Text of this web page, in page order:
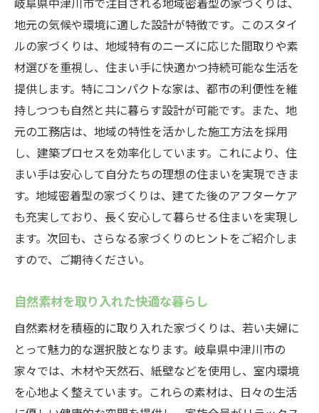
地元の気候や環境に適した設計が特徴です。このスタイ
ルの家づくりは、地域特有のニーズに応じた間取りや素
材選びを重視し、住まい手に快適かつ持続可能な生活を
提供します。特にコンパクトな家は、都市の利便性を維
持しつつも自然と共に暮らす設計が可能です。また、地
元の工務店は、地域の特性を活かした施工方法を採用
し、建築プロセスを効率化しています。これにより、住
まい手は安心して自分たちの理想の住まいを実現できま
す。地域密着型の家づくりは、建てた後のアフターケア
も充実しており、長く安心して暮らせる住まいを実現し
ます。次回も、さらなる家づくりのヒントをご紹介しま
すので、ご期待ください。
自然素材を取り入れた快適な暮らし
自然素材を積極的に取り入れた家づくりは、若い夫婦に
とって魅力的な選択肢となります。岐阜県中津川市の
家々では、木材や天然石、紙壁などを使用し、室内環境
を心地よく整えています。これらの素材は、日々の生活